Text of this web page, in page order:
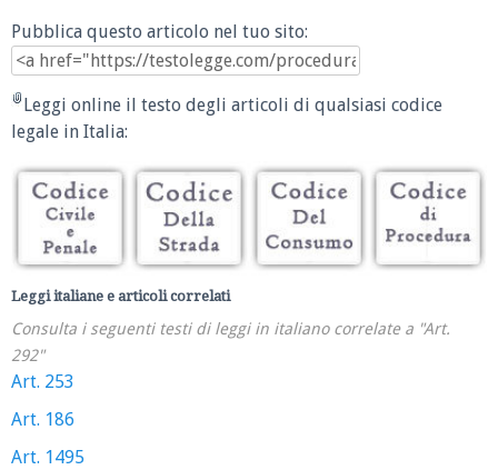
Pubblica questo articolo nel tuo sito:
Leggi online il testo degli articoli di qualsiasi codice
legale in Italia:
Leggi italiane e articoli correlati
Consulta i seguenti testi di leggi in italiano correlate a "Art.
292"
Art. 253
Art. 186
Art. 1495